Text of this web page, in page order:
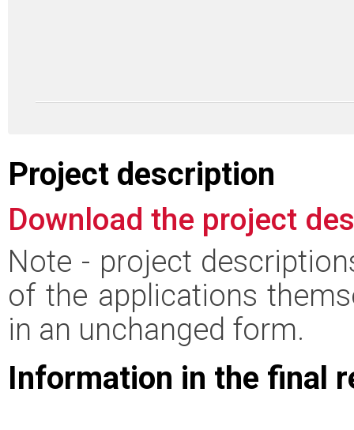
Project description
Download the project
Note - project
of the applications
in an unchanged form.
Information in the final